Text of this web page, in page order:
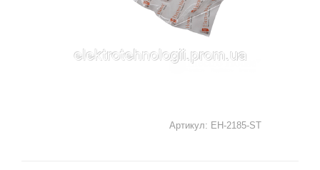
Артикул: EH-2185-ST